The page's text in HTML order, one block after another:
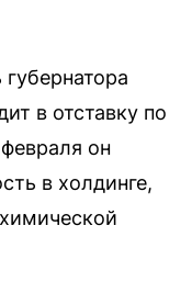
в отставку по
он
в холдинге,